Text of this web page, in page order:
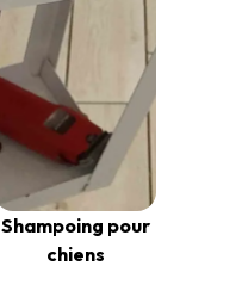
Shampoing pour
chiens